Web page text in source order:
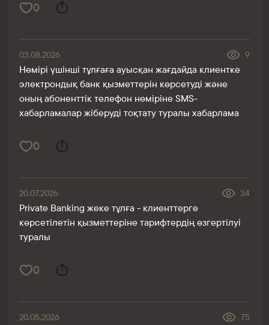
0
03.08.2026 9
Нөмірі үшінші тұлғаға ауысқан жағдайда клиентке
электрондық банк қызметтерін көрсетуді және
оның абоненттік телефон нөміріне SMS-
хабарламалар жіберуді тоқтату туралы хабарлама
0
20.07.2026 34
Private Banking жеке тұлға - клиенттерге
көрсетілетін қызметтеріне тарифтердің өзгертілуі
туралы
0
20.05.2026 75